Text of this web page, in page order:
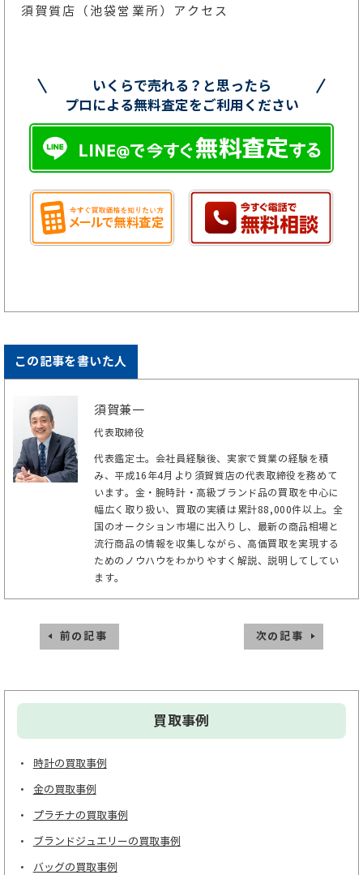
須賀質店（池袋営業所）アクセス
いくらで売れる？と思ったら
プロによる無料査定をご利用ください
この記事を書いた人
須賀兼一
代表取締役
代表鑑定士。会社員経験後、実家で質業の経験を積
み、平成16年4月より須賀質店の代表取締役を務めて
います。金・腕時計・高級ブランド品の買取を中心に
幅広く取り扱い、買取の実績は累計88,000件以上。全
国のオークション市場に出入りし、最新の商品相場と
流行商品の情報を収集しながら、高価買取を実現する
ためのノウハウをわかりやすく解説、説明してしてい
ます。
前の記事 次の記事
買取事例
時計の買取事例
金の買取事例
プラチナの買取事例
ブランドジュエリーの買取事例
バッグの買取事例